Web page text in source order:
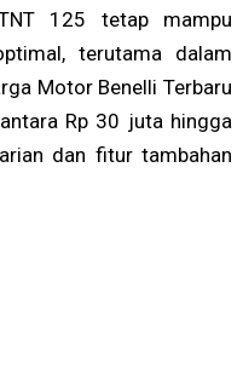
125 tetap mampu
terutama dalam
Motor Benelli Terbaru
Rp 30 juta hingga
dan fitur tambahan